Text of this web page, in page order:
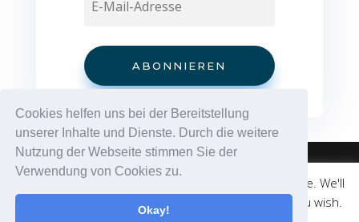
Cookies helfen uns bei der Bereitstellung
unserer Inhalte und Dienste. Durch die weitere
Nutzung der Webseite stimmen Sie der
Verwendung von Cookies zu.
Okay!
ABON­NIE­REN
info@coronadatencheck.com
This website uses cookies to improve your experience. We'll
assume you're ok with this, but you can opt-out if you wish.